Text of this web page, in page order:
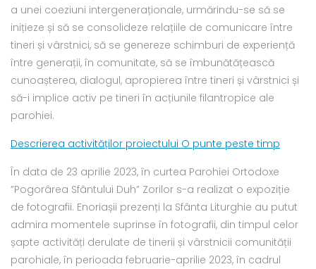
a unei coeziuni intergeneraționale, urmărindu-se să se
inițieze și să se consolideze relațiile de comunicare între
tineri și vârstnici, să se genereze schimburi de experiență
între generații, în comunitate, să se îmbunătățească
cunoașterea, dialogul, apropierea între tineri și vârstnici și
să-i implice activ pe tineri în acțiunile filantropice ale
parohiei.
Descrierea activităților proiectului O punte peste timp
În data de 23 aprilie 2023, în curtea Parohiei Ortodoxe
”Pogorârea Sfântului Duh” Zorilor s-a realizat o expoziție
de fotografii. Enoriașii prezenți la Sfânta Liturghie au putut
admira momentele suprinse în fotografii, din timpul celor
șapte activități derulate de tinerii și vârstnicii comunității
parohiale, în perioada februarie-aprilie 2023, în cadrul